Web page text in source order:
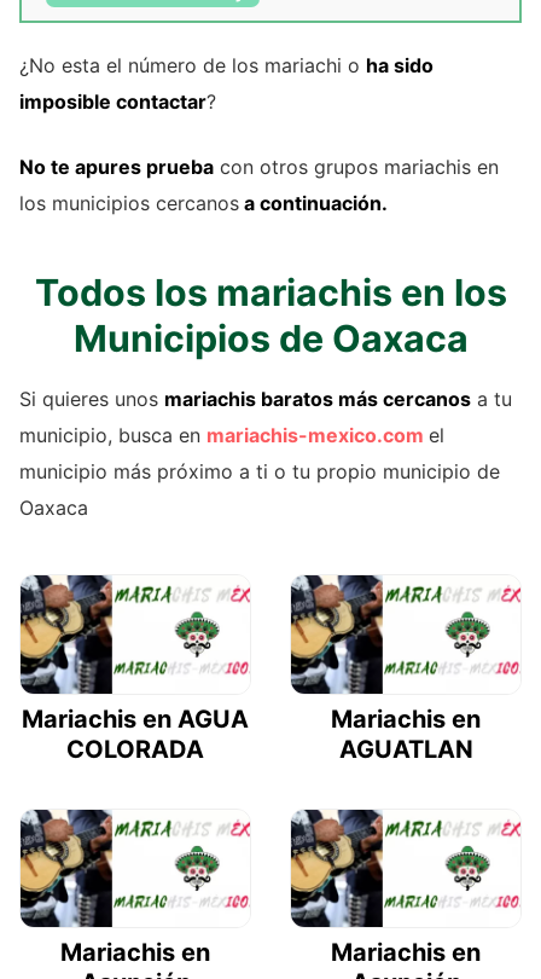
¿No esta el número de los mariachi o ha sido
imposible contactar?
No te apures prueba con otros grupos mariachis en
los municipios cercanos a continuación.
Todos los mariachis en los
Municipios de Oaxaca
Si quieres unos mariachis baratos más cercanos a tu
municipio, busca en mariachis-mexico.com el
municipio más próximo a ti o tu propio municipio de
Oaxaca
Mariachis en AGUA
COLORADA
Mariachis en
AGUATLAN
Mariachis en
Mariachis en